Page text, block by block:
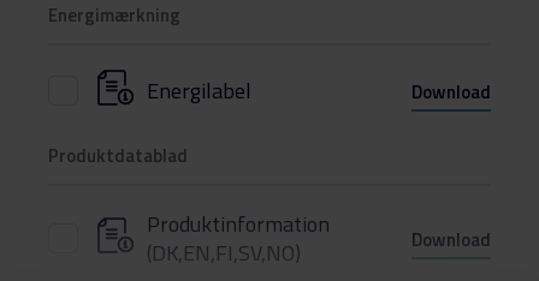
Energimærkning
Energilabel Download
Produktdatablad
Produktinformation
(DK,EN,FI,SV,NO)
Download